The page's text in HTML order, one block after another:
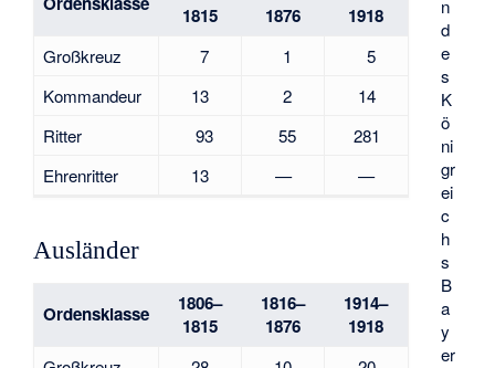
n
d
e
s
K
ö
ni
gr
ei
c
h
s
B
a
y
er
1815
1876
1918
Großkreuz 7 1
5
Kommandeur
13 2
14
Ritter
93 55
281
Ehrenritter
13 — —
Ausländer
Ordensklasse
1806–
1815
1816–
1876
1914–
1918